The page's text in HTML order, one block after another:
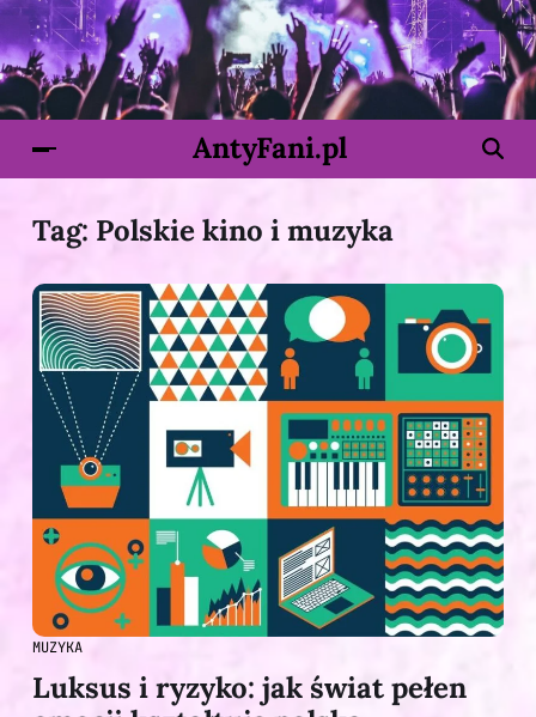
AntyFani.pl
Tag: Polskie kino i muzyka
MUZYKA
Luksus i ryzyko: jak świat pełen